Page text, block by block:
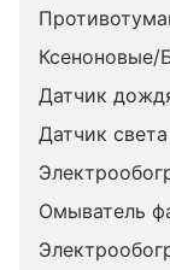
Ксеноновые/
Датчик
Датчик света
Омыватель